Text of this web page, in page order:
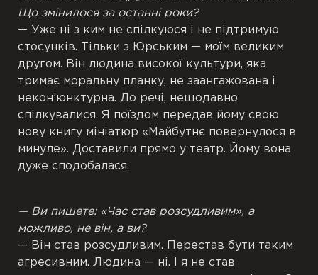
Що змінилося за останні роки?
— Уже ні з ким не спілкуюся і не підтримую
стосунків. Тільки з Юрським — моїм великим
другом. Він людина високої культури, яка
тримає моральну планку, не заангажована і
некон’юнктурна. До речі, нещодавно
спілкувалися. Я поїздом передав йому свою
нову книгу мініатюр «Майбутнє повернулося в
минуле». Доставили прямо у театр. Йому вона
дуже сподобалася.
— Ви пишете: «Час став розсудливим», а
можливо, не він, а ви?
— Він став розсудливим. Перестав бути таким
агресивним. Людина — ні. І я не став